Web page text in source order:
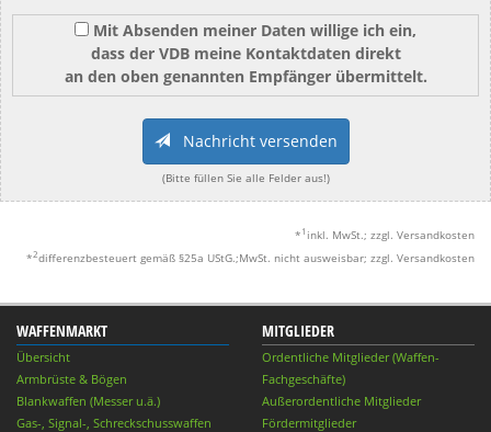
Mit Absenden meiner Daten willige ich ein,
dass der VDB meine Kontaktdaten direkt
an den oben genannten Empfänger übermittelt.
Nachricht versenden
(Bitte füllen Sie alle Felder aus!)
* 1 inkl. MwSt.; zzgl. Versandkosten
*2differenzbesteuert gemäß §25a UStG.;MwSt. nicht ausweisbar; zzgl. Versandkosten
WAFFENMARKT
Übersicht
Armbrüste & Bögen
Blankwaffen (Messer u.ä.)
Gas-, Signal-, Schreckschusswaffen
MITGLIEDER
Ordentliche Mitglieder (Waffen-
Fachgeschäfte)
Außerordentliche Mitglieder
Fördermitglieder